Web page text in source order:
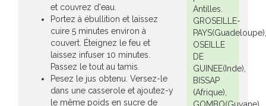
Antilles.
GROSEILLE-
PAYS(Guadeloupe),
OSEILLE
DE
GUINEE(Inde),
BISSAP
(Afrique),
GOMBO(Guyane),
et couvrez d'eau.
Portez à ébullition et laissez
cuire 5 minutes environ à
couvert. Éteignez le feu et
laissez infuser 10 minutes.
Passez le tout au tamis.
Pesez le jus obtenu. Versez-le
dans une casserole et ajoutez-y
le même poids en sucre de